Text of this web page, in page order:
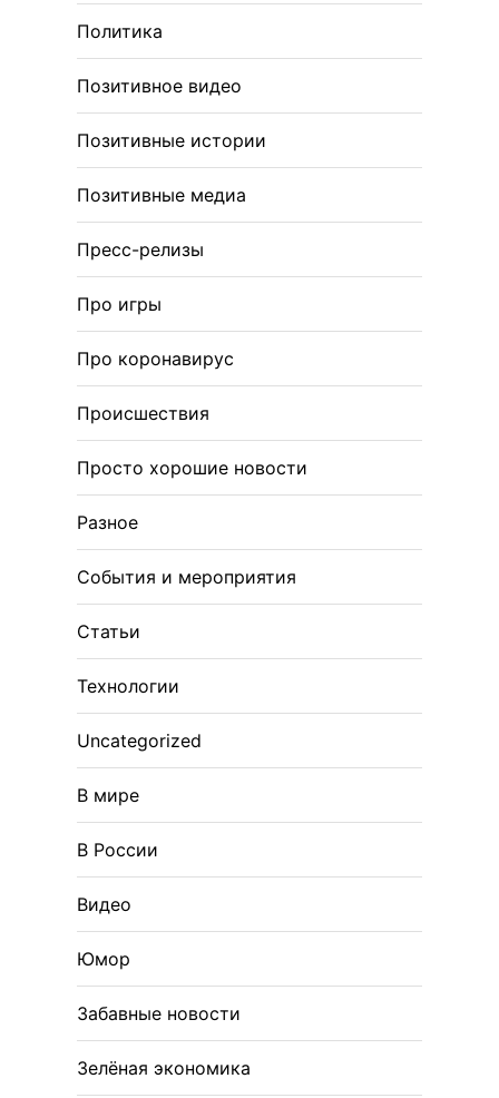
Политика
Позитивное видео
Позитивные истории
Позитивные медиа
Пресс-релизы
Про игры
Про коронавирус
Происшествия
Просто хорошие новости
Разное
События и мероприятия
Статьи
Технологии
Uncategorized
В мире
В России
Видео
Юмор
Забавные новости
Зелёная экономика